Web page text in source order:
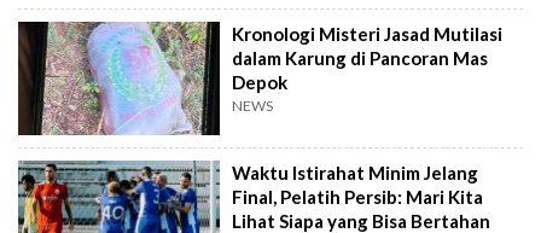
Kronologi Misteri Jasad Mutilasi
dalam Karung di Pancoran Mas
Depok
NEWS
Waktu Istirahat Minim Jelang
Final, Pelatih Persib: Mari Kita
Lihat Siapa yang Bisa Bertahan